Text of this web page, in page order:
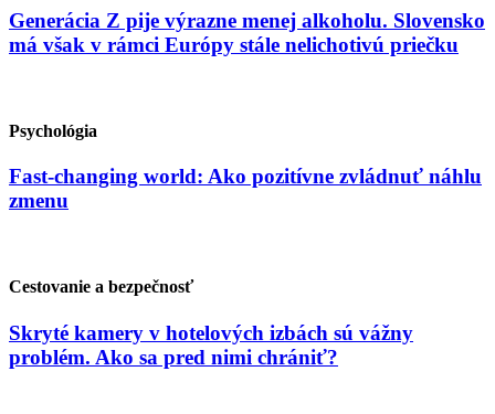
Generácia Z pije výrazne menej alkoholu. Slovensko
má však v rámci Európy stále nelichotivú priečku
Psychológia
Fast-changing world: Ako pozitívne zvládnuť náhlu
zmenu
Cestovanie a bezpečnosť
Skryté kamery v hotelových izbách sú vážny
problém. Ako sa pred nimi chrániť?